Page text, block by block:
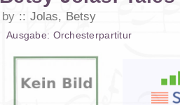
by Jolas, Betsy
Ausgabe: Orchesterpartitur